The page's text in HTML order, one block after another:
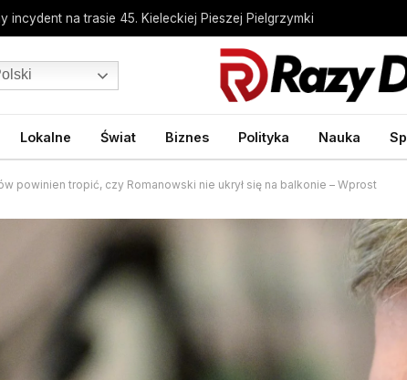
incydent na trasie 45. Kieleckiej Pieszej Pielgrzymki
Lokalne Świat Biznes Polityka Nauka
powinien tropić, czy Romanowski nie ukrył się na balkonie – Wprost